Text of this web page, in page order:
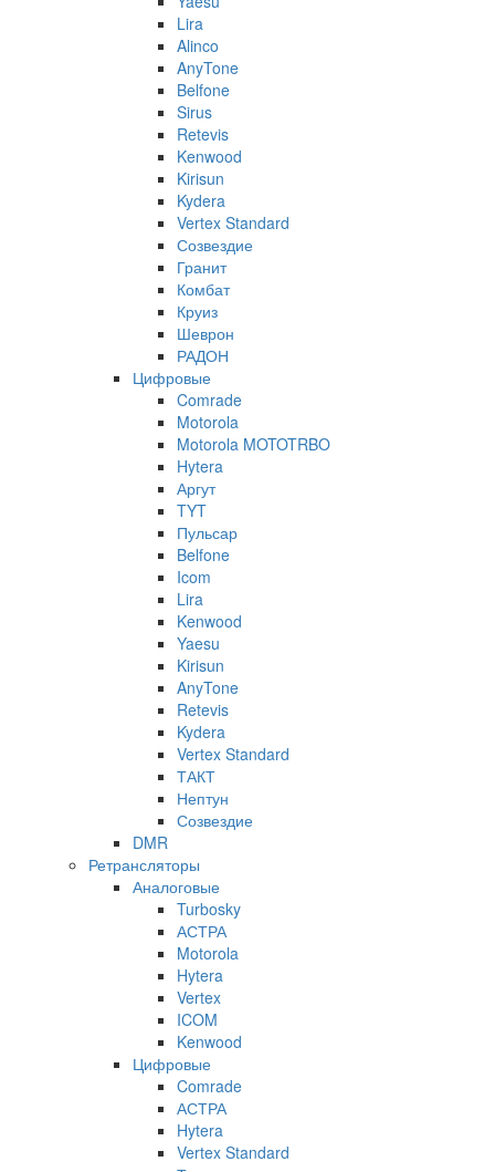
Lira
Alinco
AnyTone
Belfone
Sirus
Retevis
Kenwood
Kirisun
Kydera
Vertex Standard
Созвездие
Гранит
Комбат
Круиз
Шеврон
РАДОН
Цифровые
Comrade
Motorola
Motorola MOTOTRBO
Hytera
Аргут
TYT
Пульсар
Belfone
Icom
Lira
Kenwood
Yaesu
Kirisun
AnyTone
Retevis
Kydera
Vertex Standard
ТАКТ
Нептун
Созвездие
DMR
Ретрансляторы
Аналоговые
Turbosky
АСТРА
Motorola
Hytera
Vertex
ICOM
Kenwood
Цифровые
Comrade
АСТРА
Hytera
Vertex Standard